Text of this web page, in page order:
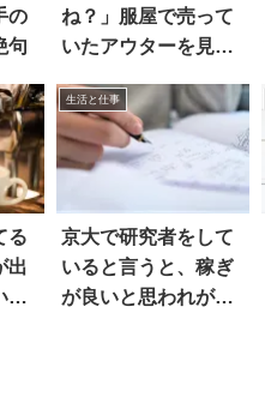
の
句
ね？」服屋で売って
いたアウターを見る
る
出
た
生活と仕事
京大で研究者をして
いると言うと、稼ぎ
が良いと思われがち